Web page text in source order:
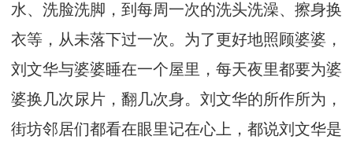
水、洗脸洗脚，到每周一次的洗头洗澡、擦身换
衣等，从未落下过一次。为了更好地照顾婆婆，
刘文华与婆婆睡在一个屋里，每天夜里都要为婆
婆换几次尿片，翻几次身。刘文华的所作所为，
街坊邻居们都看在眼里记在心上，都说刘文华是